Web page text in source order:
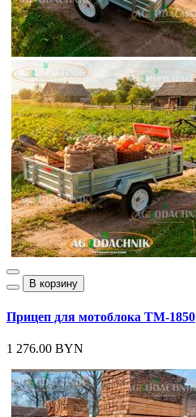
В корзину
Прицеп для мотоблока ТМ-1850
1 276.00 BYN